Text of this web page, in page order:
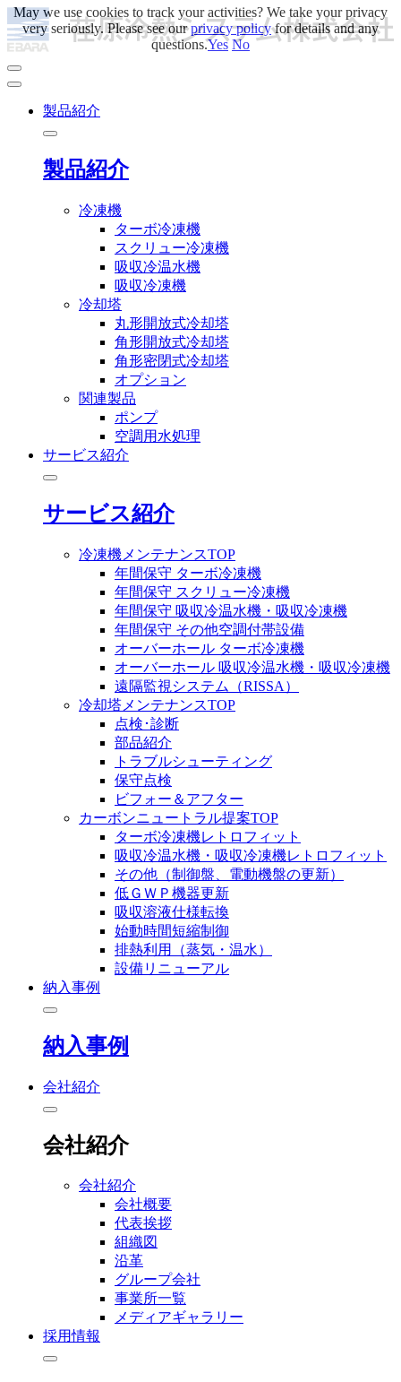
製品紹介
製品紹介
冷凍機
ターボ冷凍機
スクリュー冷凍機
吸収冷温水機
吸収冷凍機
冷却塔
丸形開放式冷却塔
角形開放式冷却塔
角形密閉式冷却塔
オプション
関連製品
ポンプ
空調用水処理
サービス紹介
サービス紹介
冷凍機メンテナンスTOP
年間保守 ターボ冷凍機
年間保守 スクリュー冷凍機
年間保守 吸収冷温水機・吸収冷凍機
年間保守 その他空調付帯設備
オーバーホール ターボ冷凍機
オーバーホール 吸収冷温水機・吸収冷凍機
遠隔監視システム（RISSA）
冷却塔メンテナンスTOP
点検･診断
部品紹介
トラブルシューティング
保守点検
ビフォー＆アフター
カーボンニュートラル提案TOP
ターボ冷凍機レトロフィット
吸収冷温水機・吸収冷凍機レトロフィット
その他（制御盤、電動機盤の更新）
低ＧＷＰ機器更新
吸収溶液仕様転換
始動時間短縮制御
排熱利用（蒸気・温水）
設備リニューアル
納入事例
納入事例
会社紹介
会社紹介
会社紹介
会社概要
代表挨拶
組織図
沿革
グループ会社
事業所一覧
メディアギャラリー
採用情報
May we use cookies to track your activities? We take your privacy
very seriously. Please see ourprivacy policyfor details and any
questions.Yes No